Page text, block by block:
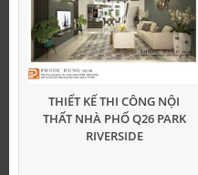
THIẾT KẾ THI CÔNG NỘI
THẤT NHÀ PHỐ Q26 PARK
RIVERSIDE